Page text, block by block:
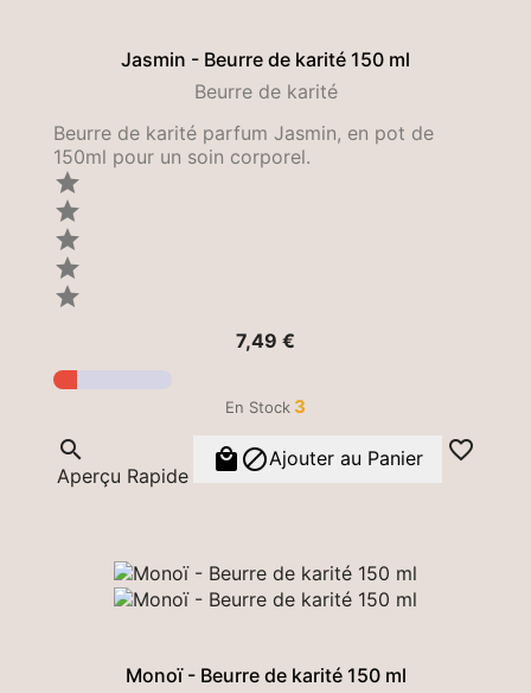
Jasmin - Beurre de karité 150 ml
Beurre de karité
Beurre de karité parfum Jasmin, en pot de
150ml pour un soin corporel.





7,49 €
En Stock 3

Aperçu Rapide
 Ajouter au Panier 
Monoï - Beurre de karité 150 ml